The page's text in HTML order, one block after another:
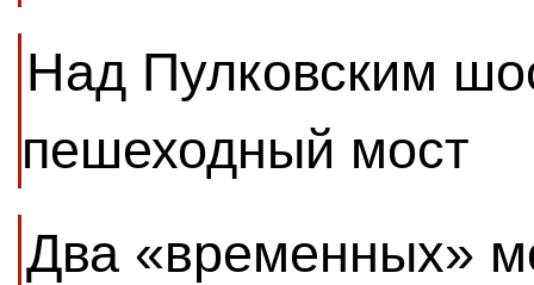
Над Пулковским
пешеходный мост
Два «временных»